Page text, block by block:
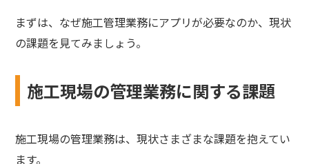
まずは、なぜ施工管理業務にアプリが必要なのか、現状
の課題を見てみましょう。
施工現場の管理業務に関する課題
施工現場の管理業務は、現状さまざまな課題を抱えてい
ます。